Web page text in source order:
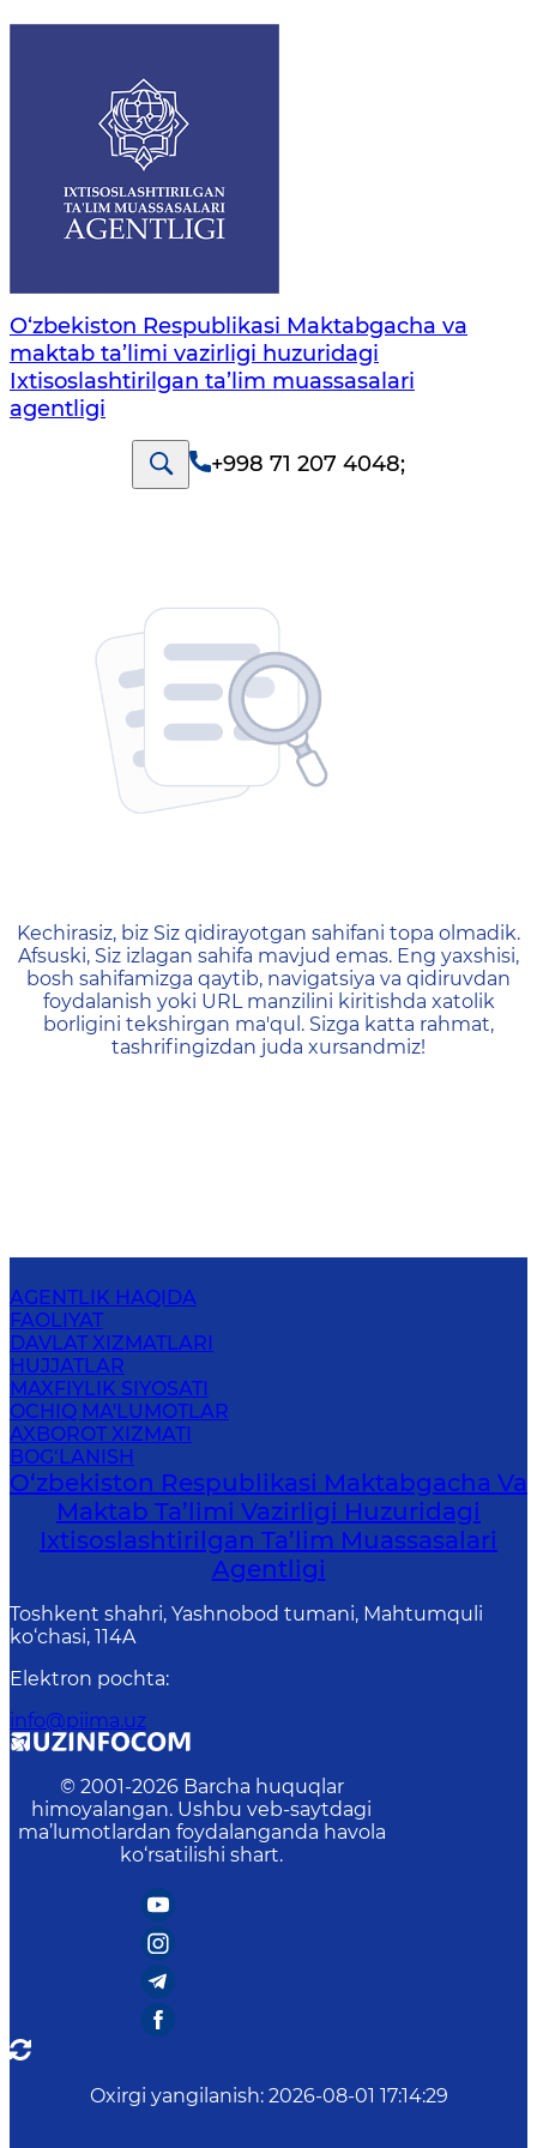
O‘zbekiston Respublikasi Maktabgacha va
maktab ta’limi vazirligi huzuridagi
Ixtisoslashtirilgan ta’lim muassasalari
agentligi
+998 71 207 4048;
404 — Страница не
Kechirasiz, biz Siz qidirayotgan sahifani topa olmadik.
Afsuski, Siz izlagan sahifa mavjud emas. Eng yaxshisi,
bosh sahifamizga qaytib, navigatsiya va qidiruvdan
foydalanish yoki URL manzilini kiritishda xatolik
borligini tekshirgan ma'qul. Sizga katta rahmat,
tashrifingizdan juda xursandmiz!
AGENTLIK HAQIDA
FAOLIYAT
DAVLAT XIZMATLARI
HUJJATLAR
MAXFIYLIK SIYOSATI
OCHIQ MA'LUMOTLAR
AXBOROT XIZMATI
BOG‘LANISH
O‘zbekiston Respublikasi Maktabgacha Va
Maktab Ta’limi Vazirligi Huzuridagi
Ixtisoslashtirilgan Ta’lim Muassasalari
Agentligi
Toshkent shahri, Yashnobod tumani, Mahtumquli
ko‘chasi, 114A
Elektron pochta:
info@piima.uz
© 2001-2026 Barcha huquqlar
himoyalangan. Ushbu veb-saytdagi
ma’lumotlardan foydalanganda havola
ko‘rsatilishi shart.
Oxirgi yangilanish: 2026-08-01 17:14:29